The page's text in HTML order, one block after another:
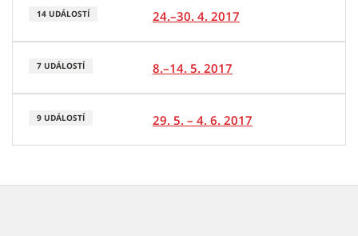
14 UDÁLOSTÍ 24.–30. 4. 2017
7 UDÁLOSTÍ 8.–14. 5. 2017
9 UDÁLOSTÍ 29. 5. – 4. 6. 2017